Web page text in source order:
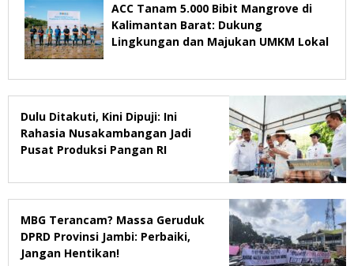
ACC Tanam 5.000 Bibit Mangrove di
Kalimantan Barat: Dukung
Lingkungan dan Majukan UMKM Lokal
Dulu Ditakuti, Kini Dipuji: Ini
Rahasia Nusakambangan Jadi
Pusat Produksi Pangan RI
MBG Terancam? Massa Geruduk
DPRD Provinsi Jambi: Perbaiki,
Jangan Hentikan!